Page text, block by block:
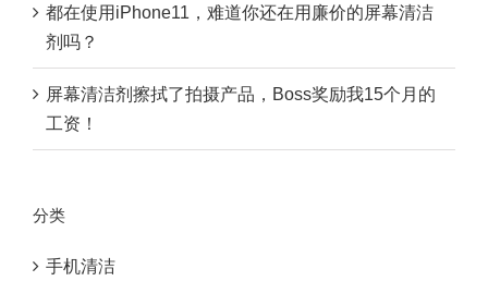
都在使用iPhone11，难道你还在用廉价的屏幕清洁
剂吗？
屏幕清洁剂擦拭了拍摄产品，Boss奖励我15个月的
工资！
分类
手机清洁